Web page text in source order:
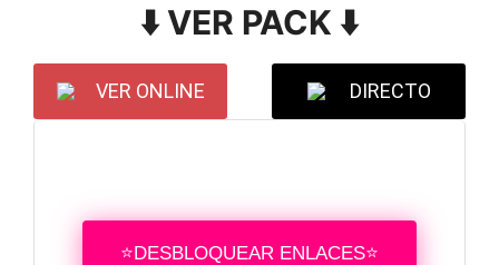
⬇️ VER PACK ⬇️
VER ONLINE DIRECTO
⭐DESBLOQUEAR ENLACES⭐